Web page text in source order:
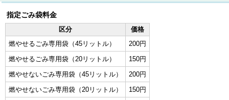
指定ごみ袋料金
区分
価格
燃やせるごみ専用袋（45リットル）
200円
燃やせるごみ専用袋（20リットル）
150円
燃やせないごみ専用袋（45リットル）
200円
燃やせないごみ専用袋（20リットル）
150円